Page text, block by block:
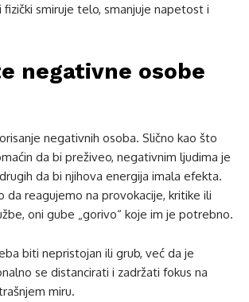
smiruje telo, smanjuje napetost i
negativne osobe
negativnih osoba. Slično kao što
da bi preživeo, negativnim ljudima je
da bi njihova energija imala efekta.
da reagujemo na provokacije, kritike ili
oni gube „gorivo“ koje im je potrebno.
biti nepristojan ili grub, već da je
se distancirati i zadržati fokus na
miru.